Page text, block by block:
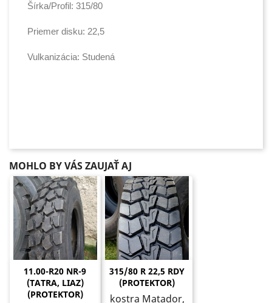
Šírka/Profil: 315/80
Priemer disku: 22,5
Vulkanizácia: Studená
MOHLO BY VÁS ZAUJAŤ AJ
11.00-R20 NR-9
(TATRA, LIAZ)
(PROTEKTOR)
315/80 R 22,5 RDY
(PROTEKTOR)
kostra Matador,